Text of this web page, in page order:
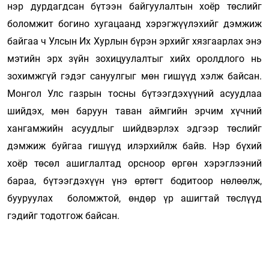
нэр дурдагдсан бүтээн байгуулалтын хоёр төслийг
боломжит богино хугацаанд хэрэгжүүлэхийг дэмжиж
байгаа ч Улсын Их Хурлын бүрэн эрхийг хязгаарлах энэ
мэтийн эрх зүйн зохицуулалтыг хийх оролдлого нь
зохимжгүй гэдэг сануулгыг мөн гишүүд хэлж байсан.
Монгол Улс газрын тосны бүтээгдэхүүний асуудлаа
шийдэх, мөн баруун таван аймгийн эрчим хүчний
хангамжийн асуудлыг шийдвэрлэх эдгээр төслийг
дэмжиж буйгаа гишүүд илэрхийлж байв. Нэр бүхий
хоёр төсөл ашиглалтад орсноор өргөн хэрэглээний
бараа, бүтээгдэхүүн үнэ өртөгт бодитоор нөлөөлж,
бууруулах боломжтой, өндөр үр ашигтай төслүүд
гэдийг тодотгож байсан.